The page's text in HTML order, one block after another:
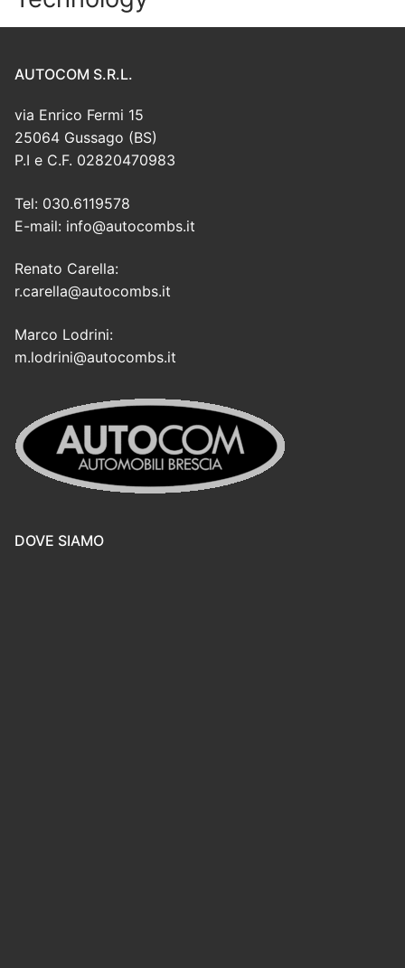
AUTOCOM S.R.L.
via Enrico Fermi 15
25064 Gussago (BS)
P.I e C.F. 02820470983
Tel: 030.6119578
E-mail: info@autocombs.it
Renato Carella:
r.carella@autocombs.it
Marco Lodrini:
m.lodrini@autocombs.it
DOVE SIAMO